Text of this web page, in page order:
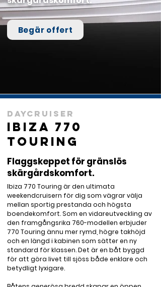
Begär offert
Daycruiser
Ibiza 770
Touring
Flaggskeppet för gränslös
skärgårdskomfort.
Ibiza 770 Touring är den ultimata
weekendcruisern för dig som vägrar välja
mellan sportig prestanda och högsta
boendekomfort. Som en vidareutveckling av
den framgångsrika 760-modellen erbjuder
770 Touring ännu mer rymd, högre takhöjd
och en längd i kabinen som sätter en ny
standard för klassen. Det är en båt byggd
för att göra livet till sjöss både enklare och
betydligt lyxigare.